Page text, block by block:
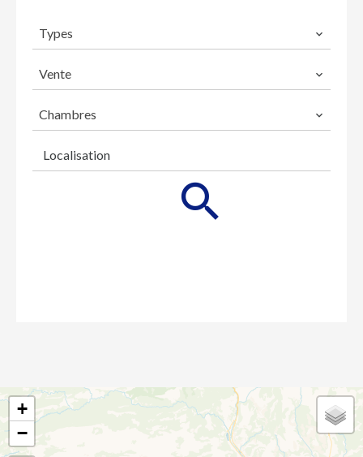
Types
Vente
Chambres
Localisation
+
−